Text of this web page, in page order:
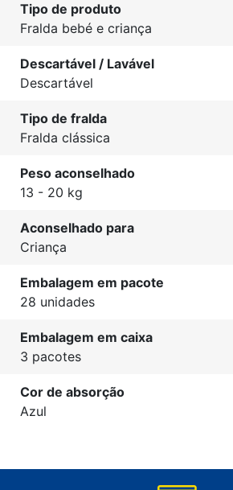
Tipo de produto
Fralda bebé e criança
Descartável / Lavável
Descartável
Tipo de fralda
Fralda clássica
Peso aconselhado
13 - 20 kg
Aconselhado para
Criança
Embalagem em pacote
28 unidades
Embalagem em caixa
3 pacotes
Cor de absorção
Azul